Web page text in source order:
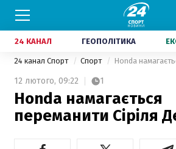
24 КАНАЛ ГЕОПОЛІТИКА
24 канал Спорт Спорт
12 лютого, 09:22 1
Honda намагається
переманити Сіріля